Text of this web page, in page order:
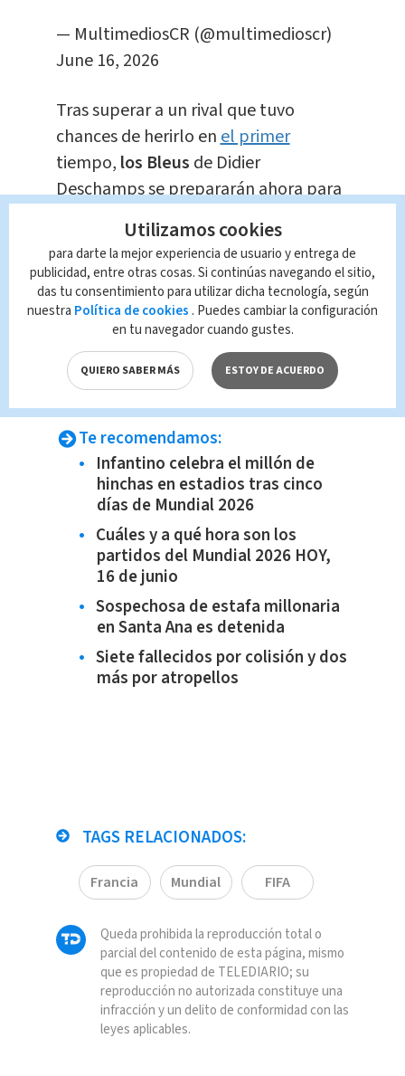
— MultimediosCR (@multimedioscr)
June 16, 2026
​Tras superar a un rival que tuvo
chances de herirlo enel primer
tiempo, los Bleus de Didier
Deschamps se prepararán ahora para
Filadelfia.
ElSenegalde la estrella Sadio Mané
tendrá unduelo clave con la Noruega
de Erling Haaland
el mismo día en
East Rutherford, sede de la final del 19
de julio. (AFP)
Te recomendamos:
Infantino celebra el millón de
hinchas en estadios tras cinco
días de Mundial 2026
Cuáles y a qué hora son los
partidos del Mundial 2026 HOY,
16 de junio
Sospechosa de estafa millonaria
en Santa Ana es detenida
Siete fallecidos por colisión y dos
más por atropellos
TAGS RELACIONADOS:
Francia Mundial FIFA
Queda prohibida la reproducción total o
parcial del contenido de esta página, mismo
que es propiedad de TELEDIARIO; su
reproducción no autorizada constituye una
infracción y un delito de conformidad con las
leyes aplicables.
Utilizamos cookies
para darte la mejor experiencia de usuario y entrega de
publicidad, entre otras cosas. Si continúas navegando el sitio,
das tu consentimiento para utilizar dicha tecnología, según
nuestra Política de cookies . Puedes cambiar la configuración
en tu navegador cuando gustes.
QUIERO SABER MÁS ESTOY DE ACUERDO